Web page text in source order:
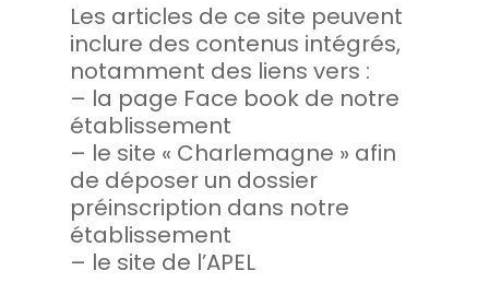
Les articles de ce site peuvent
inclure des contenus intégrés,
notamment des liens vers :
– la page Face book de notre
établissement
– le site « Charlemagne » afin
de déposer un dossier
préinscription dans notre
établissement
– le site de l’APEL